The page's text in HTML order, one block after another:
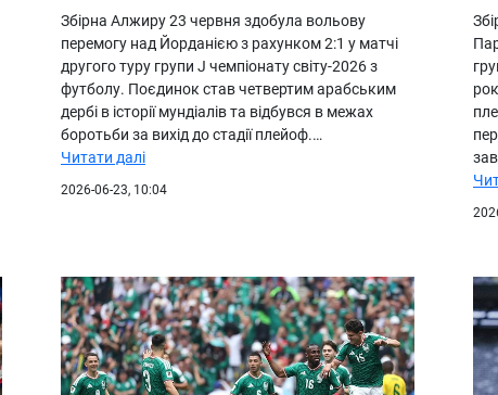
Збірна Алжиру 23 червня здобула вольову
перемогу над Йорданією з рахунком 2:1 у матчі
другого туру групи J чемпіонату світу-2026 з
футболу. Поєдинок став четвертим арабським
дербі в історії мундіалів та відбувся в межах
боротьби за вихід до стадії плейоф.…
Читати далі
2026-06-23, 10:04